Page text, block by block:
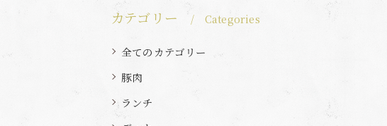
カテゴリー Categories
全てのカテゴリー
豚肉
ランチ